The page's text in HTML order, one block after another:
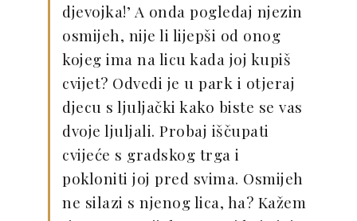
djevojka!’ A onda pogledaj njezin
osmijeh, nije li lijepši od onog
kojeg ima na licu kada joj kupiš
cvijet? Odvedi je u park i otjeraj
djecu s ljuljački kako biste se vas
dvoje ljuljali. Probaj iščupati
cvijeće s gradskog trga i
pokloniti joj pred svima. Osmijeh
ne silazi s njenog lica, ha? Kažem